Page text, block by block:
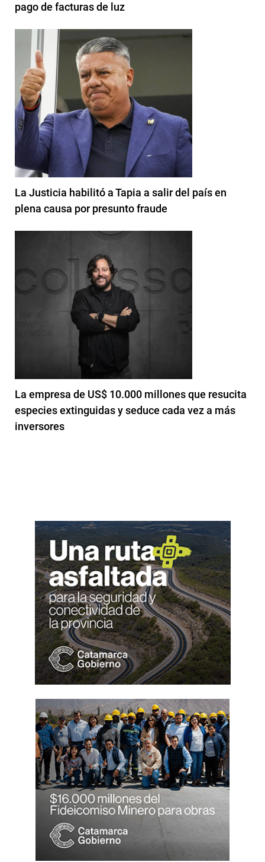
pago de facturas de luz
La Justicia habilitó a Tapia a salir del país en
plena causa por presunto fraude
La empresa de US$ 10.000 millones que resucita
especies extinguidas y seduce cada vez a más
inversores